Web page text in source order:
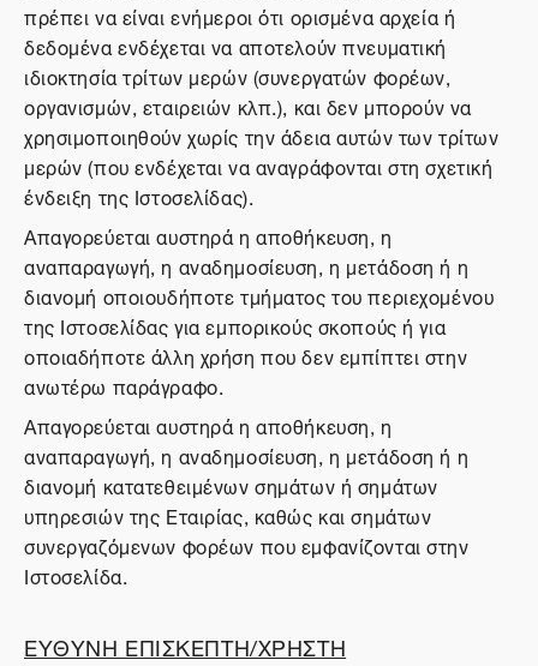
πρέπει να είναι ενήμεροι ότι ορισμένα αρχεία ή
δεδομένα ενδέχεται να αποτελούν πνευματική
ιδιοκτησία τρίτων μερών (συνεργατών φορέων,
οργανισμών, εταιρειών κλπ.), και δεν μπορούν να
χρησιμοποιηθούν χωρίς την άδεια αυτών των τρίτων
μερών (που ενδέχεται να αναγράφονται στη σχετική
ένδειξη της Ιστοσελίδας).
Απαγορεύεται αυστηρά η αποθήκευση, η
αναπαραγωγή, η αναδημοσίευση, η μετάδοση ή η
διανομή οποιουδήποτε τμήματος του περιεχομένου
της Ιστοσελίδας για εμπορικούς σκοπούς ή για
οποιαδήποτε άλλη χρήση που δεν εμπίπτει στην
ανωτέρω παράγραφο.
Απαγορεύεται αυστηρά η αποθήκευση, η
αναπαραγωγή, η αναδημοσίευση, η μετάδοση ή η
διανομή κατατεθειμένων σημάτων ή σημάτων
υπηρεσιών της Εταιρίας, καθώς και σημάτων
συνεργαζόμενων φορέων που εμφανίζονται στην
Ιστοσελίδα.
ΕΥΘΥΝΗ ΕΠΙΣΚΕΠΤΗ/ΧΡΗΣΤΗ